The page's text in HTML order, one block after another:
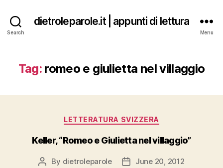
Search
dietroleparole.it | appunti di lettura
Menu
Tag: romeo e giulietta nel villaggio
Categories
LETTERATURA SVIZZERA
Keller, “Romeo e Giulietta nel villaggio”
Post
By dietroleparole
PostJune 20, 2012